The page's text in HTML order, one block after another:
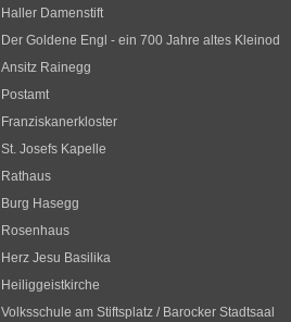
Haller Damenstift
Der Goldene Engl - ein 700 Jahre altes Kleinod
Ansitz Rainegg
Postamt
Franziskanerkloster
St. Josefs Kapelle
Rathaus
Burg Hasegg
Rosenhaus
Herz Jesu Basilika
Heiliggeistkirche
Volksschule am Stiftsplatz / Barocker Stadtsaal